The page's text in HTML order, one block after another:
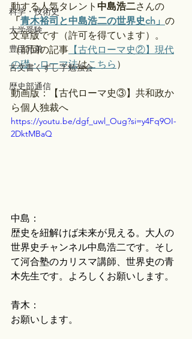
科学・技術史
大学受験
豊臣兄弟
古文書くずし字勉強会
歴史部通信
動する人気タレント 中島浩二さんの
「青木裕司と中島浩二の世界史ch」 の
文章版です（許可を得ています）。
（前回の記事 【古代ローマ史②】現代
の礎・ローマ法はこちら ）
動画版：【古代ローマ史③】共和政か
ら個人独裁へ
https://youtu.be/dgf_uwl_Oug?si=y4Fq9OI-
2DktMBaQ
中島：
歴史を紐解けば未来が見える。大人の
世界史チャンネル中島浩二です。そし
て河合塾のカリスマ講師、世界史の青
木先生です。よろしくお願いします。
青木：
お願いします。